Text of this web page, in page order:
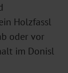
Holzfassl
oder vor
im Donisl